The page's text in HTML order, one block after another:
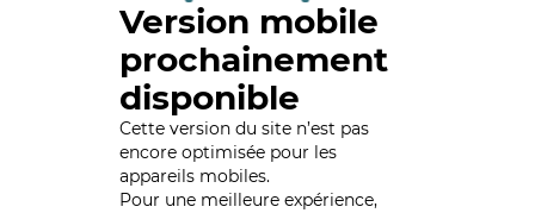
Version mobile
prochainement
disponible
Cette version du site n’est pas
encore optimisée pour les
appareils mobiles.
Pour une meilleure expérience,